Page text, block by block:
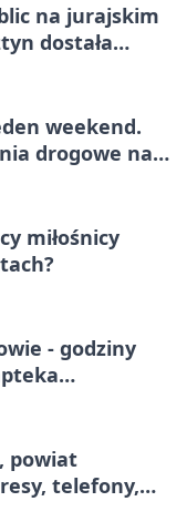
na jurajskim
dostała
weekend.
drogowe na
miłośnicy
- godziny
powiat
telefony,